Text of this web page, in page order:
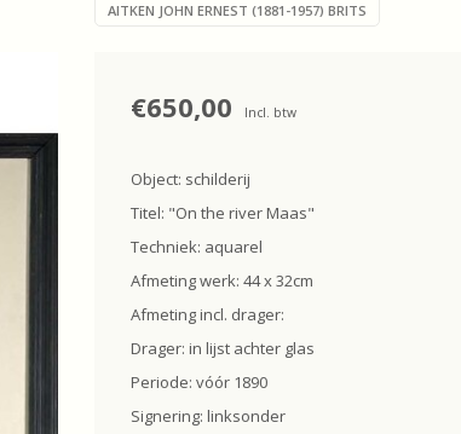
AITKEN JOHN ERNEST (1881-1957) BRITS
€650,00 Incl. btw
Object: schilderij
Titel: "On the river Maas"
Techniek: aquarel
Afmeting werk: 44 x 32cm
Afmeting incl. drager:
Drager: in lijst achter glas
Periode: vóór 1890
Signering: linksonder